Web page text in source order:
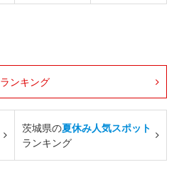
ランキング
茨城県の夏休み人気スポット
ランキング